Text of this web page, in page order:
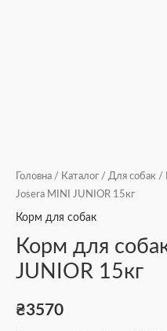
Головна / Каталог / Для собак /
Josera MINI JUNIOR 15кг
Корм для собак
Корм для
JUNIOR 15кг
₴3570